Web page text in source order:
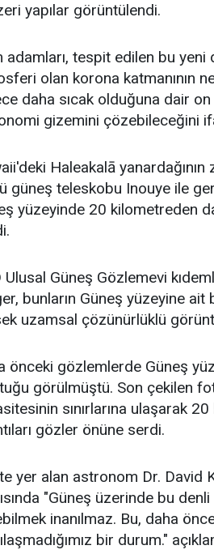
yapılar görüntülendi.
adamları, tespit edilen bu yeni
olan korona katmanının
daha sıcak olduğuna dair on
gizemini çözebileceğini
Haleakalā
güneş teleskobu Inouye ile
yüzeyinde 20 kilometreden
Ulusal Güneş Gözlemevi
bunların Güneş yüzeyine
uzamsal çözünürlüklü
önceki gözlemlerde Güneş
görülmüştü. Son çekilen
sınırlarına ulaşarak
gözler önüne serdi.
yer alan astronom Dr. David
"Güneş üzerinde bu
inanılmaz. Bu, daha
bir durum."